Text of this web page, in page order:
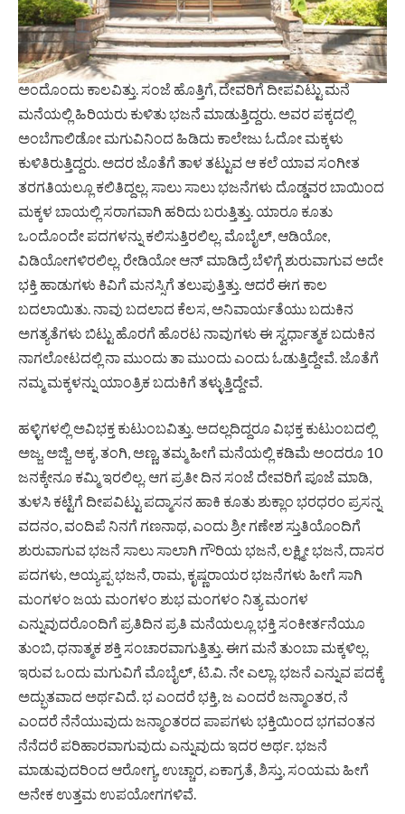
ಅಂದೊಂದು ಕಾಲವಿತ್ತು. ಸಂಜೆ ಹೊತ್ತಿಗೆ, ದೇವರಿಗೆ ದೀಪವಿಟ್ಟು ಮನೆ
ಮನೆಯಲ್ಲಿ ಹಿರಿಯರು ಕುಳಿತು ಭಜನೆ ಮಾಡುತ್ತಿದ್ದರು. ಅವರ ಪಕ್ಕದಲ್ಲಿ
ಅಂಬೆಗಾಲಿಡೋ ಮಗುವಿನಿಂದ ಹಿಡಿದು ಕಾಲೇಜು ಓದೋ ಮಕ್ಕಳು
ಕುಳಿತಿರುತ್ತಿದ್ದರು. ಅದರ ಜೊತೆಗೆ ತಾಳ ತಟ್ಟುವ ಆ ಕಲೆ ಯಾವ ಸಂಗೀತ
ತರಗತಿಯಲ್ಲೂ ಕಲಿತಿದ್ದಲ್ಲ. ಸಾಲು ಸಾಲು ಭಜನೆಗಳು ದೊಡ್ಡವರ ಬಾಯಿಂದ
ಮಕ್ಕಳ ಬಾಯಲ್ಲಿ ಸರಾಗವಾಗಿ ಹರಿದು ಬರುತ್ತಿತ್ತು. ಯಾರೂ ಕೂತು
ಒಂದೊಂದೇ ಪದಗಳನ್ನು ಕಲಿಸುತ್ತಿರಲಿಲ್ಲ. ಮೊಬೈಲ್, ಆಡಿಯೋ,
ವಿಡಿಯೋಗಳಿರಲಿಲ್ಲ. ರೇಡಿಯೋ ಆನ್ ಮಾಡಿದ್ರೆ ಬೆಳಿಗ್ಗೆ ಶುರುವಾಗುವ ಅದೇ
ಭಕ್ತಿ ಹಾಡುಗಳು ಕಿವಿಗೆ ಮನಸ್ಸಿಗೆ ತಲುಪುತ್ತಿತ್ತು. ಆದರೆ ಈಗ ಕಾಲ
ಬದಲಾಯಿತು. ನಾವು ಬದಲಾದ ಕೆಲಸ, ಅನಿವಾರ್ಯತೆಯು ಬದುಕಿನ
ಅಗತ್ಯತೆಗಳು ಬಿಟ್ಟು ಹೊರಗೆ ಹೊರಟ ನಾವುಗಳು ಈ ಸ್ವರ್ಧಾತ್ಮಕ ಬದುಕಿನ
ನಾಗಲೋಟದಲ್ಲಿ ನಾ ಮುಂದು ತಾ ಮುಂದು ಎಂದು ಓಡುತ್ತಿದ್ದೇವೆ. ಜೊತೆಗೆ
ನಮ್ಮ ಮಕ್ಕಳನ್ನು ಯಾಂತ್ರಿಕ ಬದುಕಿಗೆ ತಳ್ಳುತ್ತಿದ್ದೇವೆ.
ಹಳ್ಳಿಗಳಲ್ಲಿ ಅವಿಭಕ್ತ ಕುಟುಂಬವಿತ್ತು. ಅದಲ್ಲದಿದ್ದರೂ ವಿಭಕ್ತ ಕುಟುಂಬದಲ್ಲಿ
ಅಜ್ಜ, ಅಜ್ಜಿ, ಅಕ್ಕ, ತಂಗಿ, ಅಣ್ಣ, ತಮ್ಮ ಹೀಗೆ ಮನೆಯಲ್ಲಿ ಕಡಿಮೆ ಅಂದರೂ 10
ಜನಕ್ಕೇನೂ ಕಮ್ಮಿ ಇರಲಿಲ್ಲ. ಆಗ ಪ್ರತೀ ದಿನ ಸಂಜೆ ದೇವರಿಗೆ ಪೂಜೆ ಮಾಡಿ,
ತುಳಸಿ ಕಟ್ಟೆಗೆ ದೀಪವಿಟ್ಟು ಪದ್ಮಾಸನ ಹಾಕಿ ಕೂತು ಶುಕ್ಲಾಂ ಭರಧರಂ ಪ್ರಸನ್ನ
ವದನಂ, ವಂದಿಪೆ ನಿನಗೆ ಗಣನಾಥ, ಎಂದು ಶ್ರೀ ಗಣೇಶ ಸ್ತುತಿಯೊಂದಿಗೆ
ಶುರುವಾಗುವ ಭಜನೆ ಸಾಲು ಸಾಲಾಗಿ ಗೌರಿಯ ಭಜನೆ, ಲಕ್ಷ್ಮೀ ಭಜನೆ, ದಾಸರ
ಪದಗಳು, ಅಯ್ಯಪ್ಪ ಭಜನೆ, ರಾಮ, ಕೃಷ್ಣರಾಯರ ಭಜನೆಗಳು ಹೀಗೆ ಸಾಗಿ
ಮಂಗಳಂ ಜಯ ಮಂಗಳಂ ಶುಭ ಮಂಗಳಂ ನಿತ್ಯ ಮಂಗಳ
ಎನ್ನುವುದರೊಂದಿಗೆ ಪ್ರತಿದಿನ ಪ್ರತಿ ಮನೆಯಲ್ಲೂ ಭಕ್ತಿ ಸಂಕೀರ್ತನೆಯೂ
ತುಂಬಿ, ಧನಾತ್ಮಕ ಶಕ್ತಿ ಸಂಚಾರವಾಗುತ್ತಿತ್ತು. ಈಗ ಮನೆ ತುಂಬಾ ಮಕ್ಕಳಿಲ್ಲ.
ಇರುವ ಒಂದು ಮಗುವಿಗೆ ಮೊಬೈಲ್, ಟಿ.ವಿ. ನೇ ಎಲ್ಲಾ. ಭಜನೆ ಎನ್ನುವ ಪದಕ್ಕೆ
ಅದ್ಭುತವಾದ ಅರ್ಥವಿದೆ. ಭ ಎಂದರೆ ಭಕ್ತಿ, ಜ ಎಂದರೆ ಜನ್ಮಾಂತರ, ನೆ
ಎಂದರೆ ನೆನೆಯುವುದು ಜನ್ಮಾಂತರದ ಪಾಪಗಳು ಭಕ್ತಿಯಿಂದ ಭಗವಂತನ
ನೆನೆದರೆ ಪರಿಹಾರವಾಗುವುದು ಎನ್ನುವುದು ಇದರ ಅರ್ಥ. ಭಜನೆ
ಮಾಡುವುದರಿಂದ ಆರೋಗ್ಯ, ಉಚ್ಚಾರ, ಏಕಾಗ್ರತೆ, ಶಿಸ್ತು, ಸಂಯಮ ಹೀಗೆ
ಅನೇಕ ಉತ್ತಮ ಉಪಯೋಗಗಳಿವೆ.